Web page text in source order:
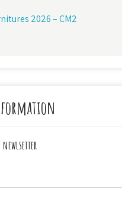
2026 – CM2